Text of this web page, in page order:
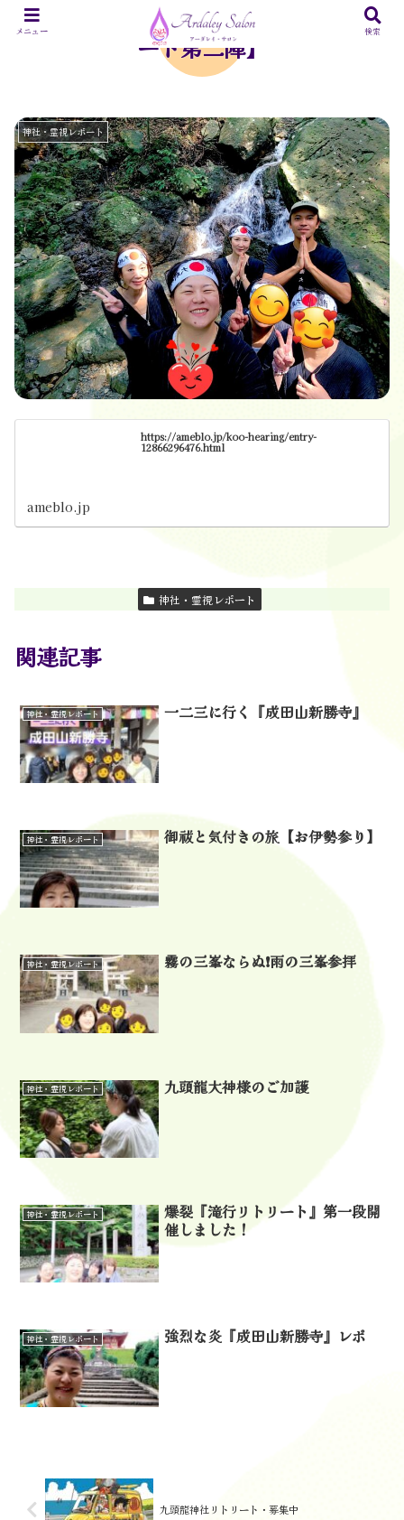
台風に悩まされながらの【滝行リトリ
ート第二陣】
神社・霊視レポート
https://ameblo.jp/koo-hearing/entry-
12866296476.html
ameblo.jp
神社・霊視レポート
関連記事
神社・霊視レポート 一二三に行く『成田山新勝寺』
神社・霊視レポート 御祓と気付きの旅【お伊勢参り】
神社・霊視レポート 霧の三峯ならぬ❗雨の三峯参拝
神社・霊視レポート 九頭龍大神様のご加護
神社・霊視レポート
爆裂『滝行リトリート』第一段開
催しました！
神社・霊視レポート 強烈な炎『成田山新勝寺』レポ
九頭龍神社リトリート・募集中
メニュー 検索